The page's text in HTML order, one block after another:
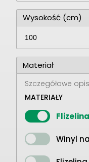
Wysokość (cm)
Materiał
Szczegółowe
MATERIAŁY
Winyl